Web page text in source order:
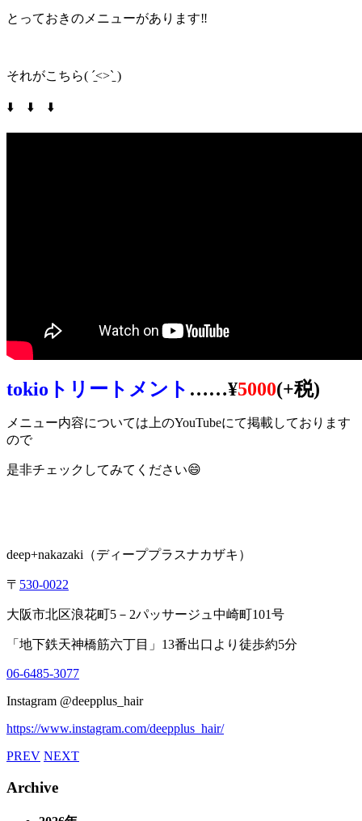
とっておきのメニューがあります‼️
それがこちら( ˊ̱˂˃ˋ̱ )
⬇️ ⬇️ ⬇️
tokioトリートメント ……¥5000(+税)
メニュー内容については上のYouTubeにて掲載しております
ので
是非チェックしてみてください😄
deep+nakazaki （ディーププラスナカザキ）
〒 530-0022
大阪市北区浪花町5 － 2パッサージュ中崎町101号
「地下鉄天神橋筋六丁目」 13番出口より徒歩約5分
06-6485-3077
Instagram @deepplus_hair
https://www.instagram.com/deepplus_hair/
PREV NEXT
Archive